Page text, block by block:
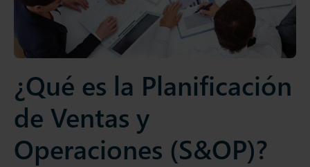
¿Qué es la Planificación
de Ventas y
Operaciones (S&OP)?